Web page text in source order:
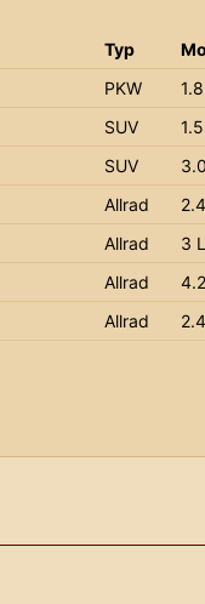
Typ
PKW 1.8
SUV 1.5
SUV
Allrad
Allrad 3 L
Allrad
Allrad